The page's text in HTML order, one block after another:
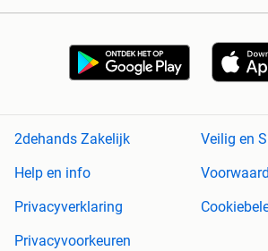
2dehands Zakelijk
Veilig en
Help en info
Privacyverklaring
Privacyvoorkeuren